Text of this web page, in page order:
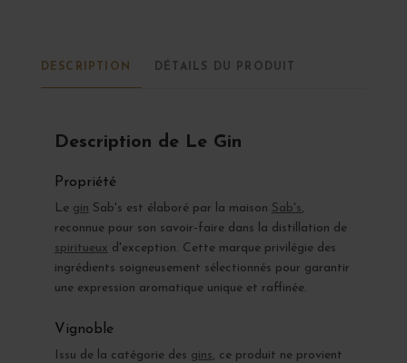
DESCRIPTION DÉTAILS DU PRODUIT
Description de Le Gin
Propriété
Le gin Sab's est élaboré par la maison Sab's,
reconnue pour son savoir-faire dans la distillation de
spiritueux d'exception. Cette marque privilégie des
ingrédients soigneusement sélectionnés pour garantir
une expression aromatique unique et raffinée.
Vignoble
Issu de la catégorie des gins, ce produit ne provient